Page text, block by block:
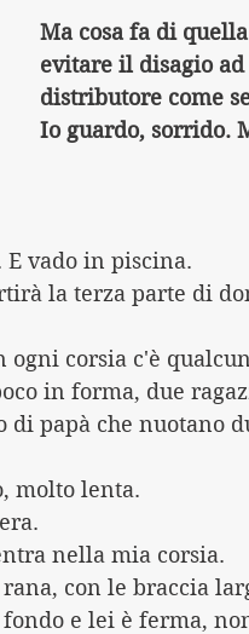
Ma cosa fa di
evitare il disagio
distributore come
Io guardo, sorrido.
E vado in piscina.
la terza parte di
corsia c'è
in forma, due
di papà che nuotano
molto lenta.
nella mia corsia.
con le braccia
e lei è ferma,